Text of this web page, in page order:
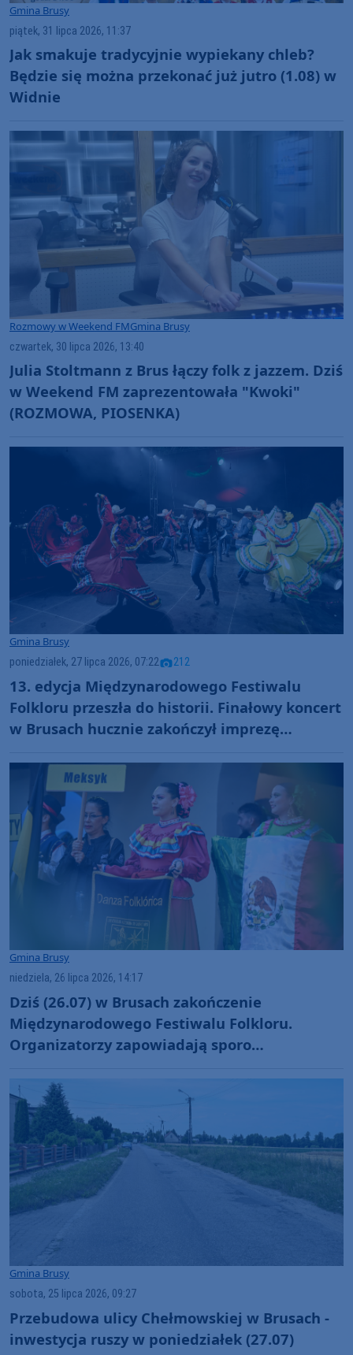
Gmina Brusy
piątek, 31 lipca 2026, 11:37
Jak smakuje tradycyjnie wypiekany chleb?
Będzie się można przekonać już jutro (1.08) w
Widnie
Rozmowy w Weekend FMGmina Brusy
czwartek, 30 lipca 2026, 13:40
Julia Stoltmann z Brus łączy folk z jazzem. Dziś
w Weekend FM zaprezentowała "Kwoki"
(ROZMOWA, PIOSENKA)
Gmina Brusy
poniedziałek, 27 lipca 2026, 07:22 212
13. edycja Międzynarodowego Festiwalu
Folkloru przeszła do historii. Finałowy koncert
w Brusach hucznie zakończył imprezę
Gmina Brusy
niedziela, 26 lipca 2026, 14:17
Dziś (26.07) w Brusach zakończenie
Międzynarodowego Festiwalu Folkloru.
Organizatorzy zapowiadają sporo
Gmina Brusy
sobota, 25 lipca 2026, 09:27
Przebudowa ulicy Chełmowskiej w Brusach -
inwestycja ruszy w poniedziałek (27.07)